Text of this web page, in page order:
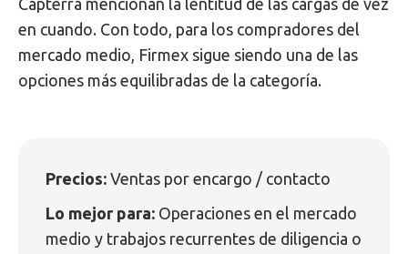
Capterra mencionan la lentitud de las cargas de vez
en cuando. Con todo, para los compradores del
mercado medio, Firmex sigue siendo una de las
opciones más equilibradas de la categoría.
Precios: Ventas por encargo / contacto
Lo mejor para: Operaciones en el mercado
medio y trabajos recurrentes de diligencia o